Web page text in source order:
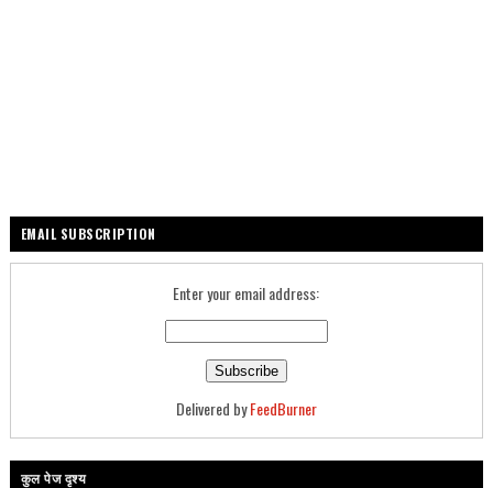
EMAIL SUBSCRIPTION
Enter your email address:
Delivered byFeedBurner
कुल पेज दृश्य